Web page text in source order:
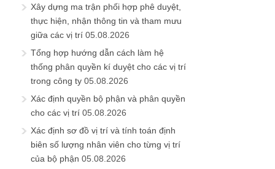
Xây dựng ma trận phối hợp phê duyệt,
thực hiện, nhận thông tin và tham mưu
giữa các vị trí 05.08.2026
Tổng hợp hướng dẫn cách làm hệ
thống phân quyền kí duyệt cho các vị trí
trong công ty 05.08.2026
Xác định quyền bộ phận và phân quyền
cho các vị trí 05.08.2026
Xác định sơ đồ vị trí và tính toán định
biên số lượng nhân viên cho từng vị trí
của bộ phận 05.08.2026